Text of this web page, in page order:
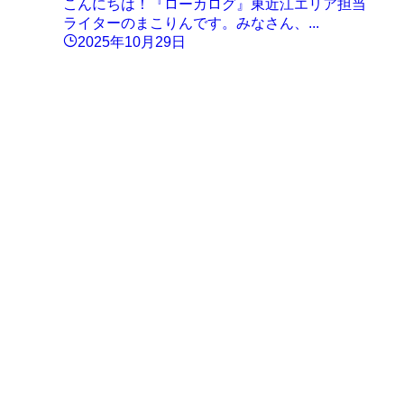
こんにちは！『ローカログ』東近江エリア担当
ライターのまこりんです。みなさん、...
2025年10月29日